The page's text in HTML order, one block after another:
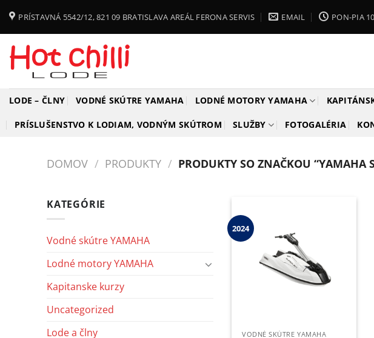
content
PRÍSTAVNÁ 5542/12, 821 09 BRATISLAVA AREÁL FERONA SERVIS EMAIL PON-PIA
LODE – ČLNY VODNÉ SKÚTRE YAMAHA LODNÉ MOTORY YAMAHA
PRÍSLUŠENSTVO K LODIAM, VODNÝM SKÚTROM SLUŽBY FOTOGALÉRIA
DOMOV / PRODUKTY / PRODUKTY SO ZNAČKOU “YAMAHA
KATEGÓRIE
Vodné skútre YAMAHA
Lodné motory YAMAHA
Kapitanske kurzy
Uncategorized
Lode a člny
2024
VODNÉ SKÚTRE YAMAHA